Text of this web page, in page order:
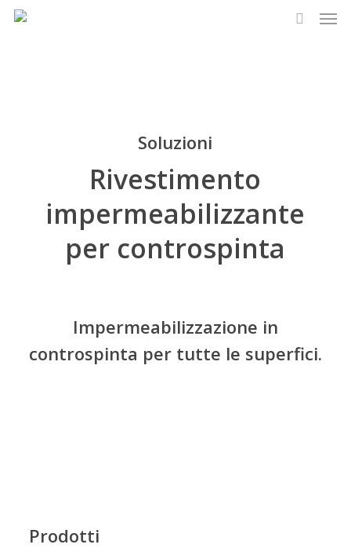
Skip
Soluzioni
Rivestimento
impermeabilizzante
per controspinta
Impermeabilizzazione in
controspinta per tutte le superfici.
Prodotti